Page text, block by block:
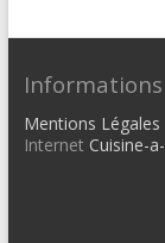
Informations
Mentions Légales
Internet Cuisine-